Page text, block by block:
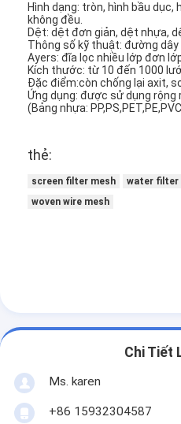
Nhà
Sản phẩm
Về chúng tôi
Tham quan nhà máy
Chat ngay bây giờ
Hình dạng: tròn, hình bầu dục,
không đều.
Dệt: dệt đơn giản, dệt nhựa,
Thông số kỹ thuật: đường dây
Ayers: đĩa lọc nhiều lớp đơn
Kích thước: từ 10 đến 1000
Đặc điểm:còn chống lại axit,
Ứng dụng: được sử dụng rộng
(Bảng nhựa:
thẻ:
screen filter mesh
water filter
woven wire mesh
Chi Tiết
Ms. karen
+86 15932304587